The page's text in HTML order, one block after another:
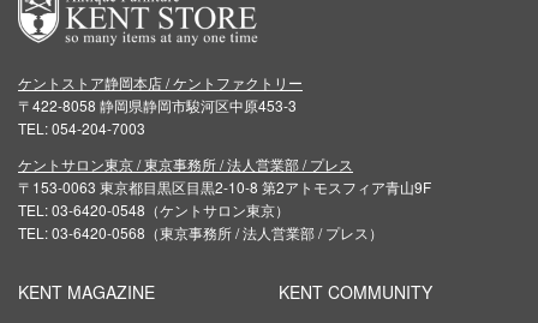
ケントストア静岡本店 / ケントファクトリー
〒422-8058 静岡県静岡市駿河区中原453-3
TEL: 054-204-7003
ケントサロン東京 / 東京事務所 / 法人営業部 / プレス
〒153-0063 東京都目黒区目黒2-10-8 第2アトモスフィア青山9F
TEL: 03-6420-0548（ケントサロン東京）
TEL: 03-6420-0568（東京事務所 / 法人営業部 / プレス）
KENT MAGAZINE KENT COMMUNITY